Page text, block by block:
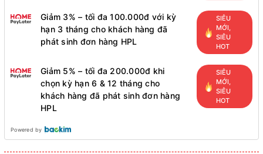
Giảm 3% – tối đa 100.000đ với kỳ
hạn 3 tháng cho khách hàng đã
phát sinh đơn hàng HPL
SIÊU
MỚI,
SIÊU
HOT
Giảm 5% – tối đa 200.000đ khi
chọn kỳ hạn 6 & 12 tháng cho
khách hàng đã phát sinh đơn hàng
HPL
SIÊU
MỚI,
SIÊU
HOT
Powered by